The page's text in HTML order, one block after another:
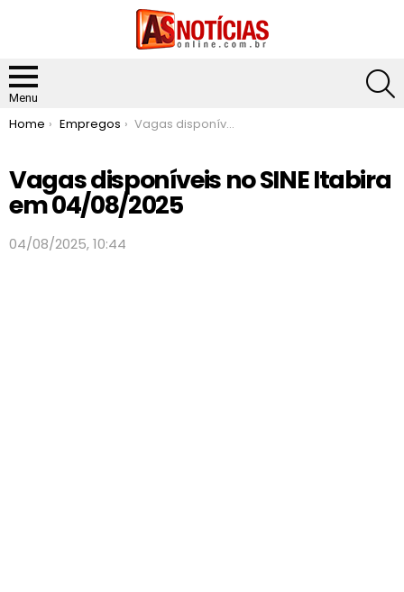
Menu
You are here:
Home Empregos Vagas disponíveis no SINE Itabira em 04/08/2025
Vagas disponíveis no SINE Itabira
em 04/08/2025
04/08/2025, 10:44